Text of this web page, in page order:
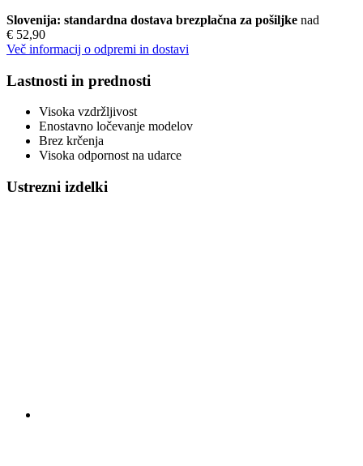
Slovenija: standardna dostava brezplačna za pošiljke nad
€ 52,90
Več informacij o odpremi in dostavi
Lastnosti in prednosti
Visoka vzdržljivost
Enostavno ločevanje modelov
Brez krčenja
Visoka odpornost na udarce
Ustrezni izdelki